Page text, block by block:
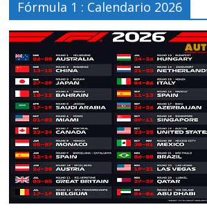
Fórmula 1 : Calendario 2026